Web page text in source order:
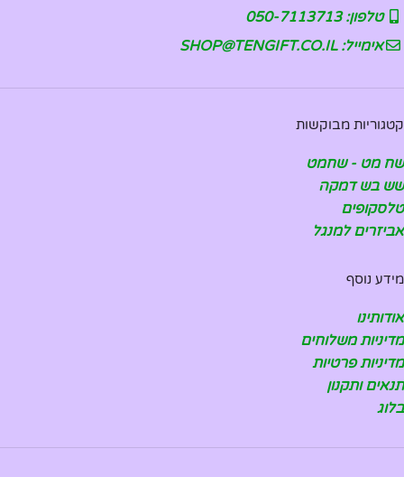
טלפון: 050-7113713
אימייל: SHOP@TENGIFT.CO.IL
קטגוריות מבוקשות
שח מט - שחמט
שש בש דמקה
טלסקופים
אביזרים למנגל
מידע נוסף
אודותינו
מדיניות משלוחים
מדיניות פרטיות
תנאים ותקנון
בלוג